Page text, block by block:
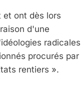
et ont dès lors
d'une
radicales
procurés par
rentiers ».
Contre